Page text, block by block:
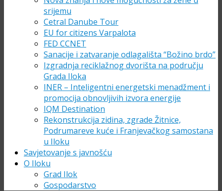
srijemu
Cetral Danube Tour
EU for citizens Varpalota
FED CCNET
Sanacije i zatvaranje odlagališta “Božino brdo”
Izgradnja reciklažnog dvorišta na području
Grada Iloka
INER – Inteligentni energetski menadžment i
promocija obnovljivih izvora energije
IQM Destination
Rekonstrukcija zidina, zgrade Žitnice,
Podrumareve kuće i Franjevačkog samostana
u Iloku
Savjetovanje s javnošću
O Iloku
Grad Ilok
Gospodarstvo